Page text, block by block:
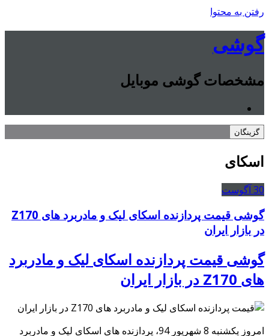
رفتن به محتوا
گوشی
مشخصات گوشی موبایل
گزینگان
اسکای
30آگوست
گوشی قیمت پردازنده اسکای لیک و مادربرد های Z170
در بازار ایران
گوشی قیمت پردازنده اسکای لیک و مادربرد
های Z170 در بازار ایران
امروز یکشنبه 8 شهریور 94، پردازنده های اسکای لیک و مادربرد